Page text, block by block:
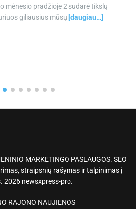
mėnesio pradžioje 2 sudarė tikslų
giliausius mūsų [daugiau…]
MARKETINGO PASLAUGOS. SEO
straipsnių rašymas ir talpinimas į
2026 newsxpress-pro.
RAJONO NAUJIENOS